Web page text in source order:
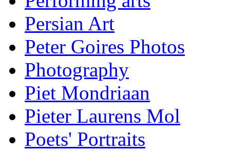
Persian Art
Peter Goires Photos
Photography
Piet Mondriaan
Pieter Laurens Mol
Poets' Portraits